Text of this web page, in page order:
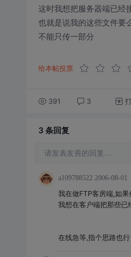
这时我想把服务器端已经
也就是说我的这些文件要
不能只传一部分
给本帖投票
391 3
3 条回复
请发表友善的回复…
a109788522 2006-08-01
我在做FTP客房端,如
我想在客户端把那些已
在线急等,指个思路也行